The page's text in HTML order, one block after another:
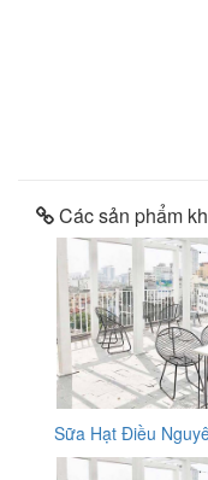
Các sản phẩm
Sữa Hạt Điều